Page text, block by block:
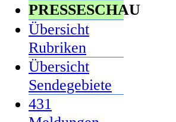
PRESSESCHAU
Übersicht
Rubriken
Übersicht
Sendegebiete
431